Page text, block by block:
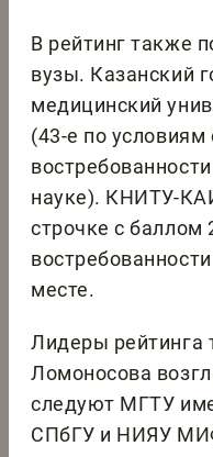
В рейтинг также
вузы. Казанский
медицинский
(43-е по условиям
науке). КНИТУ-
строчке с баллом
месте.
Лидеры
Ломоносова
следуют МГТУ
СПбГУ и НИЯУ